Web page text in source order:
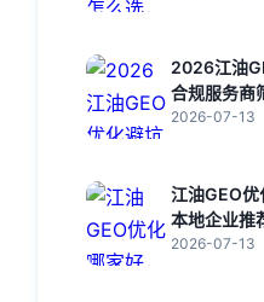
2026江油
合规服务商
2026-07-13
江油GEO
本地企业推
2026-07-13